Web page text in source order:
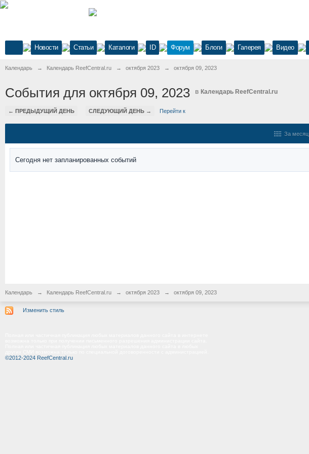
Новости Статьи Каталоги ID Форум Блоги Галерея Видео
Календарь → Календарь ReefCentral.ru → октября 2023 → октября 09, 2023
События для октября 09, 2023 в Календарь ReefCentral.ru
← ПРЕДЫДУЩИЙ ДЕНЬ СЛЕДУЮЩИЙ ДЕНЬ → Перейти к
За месяц
Сегодня нет запланированных событий
Календарь → Календарь ReefCentral.ru → октября 2023 → октября 09, 2023
Изменить стиль
©2012-2024 ReefCentral.ru